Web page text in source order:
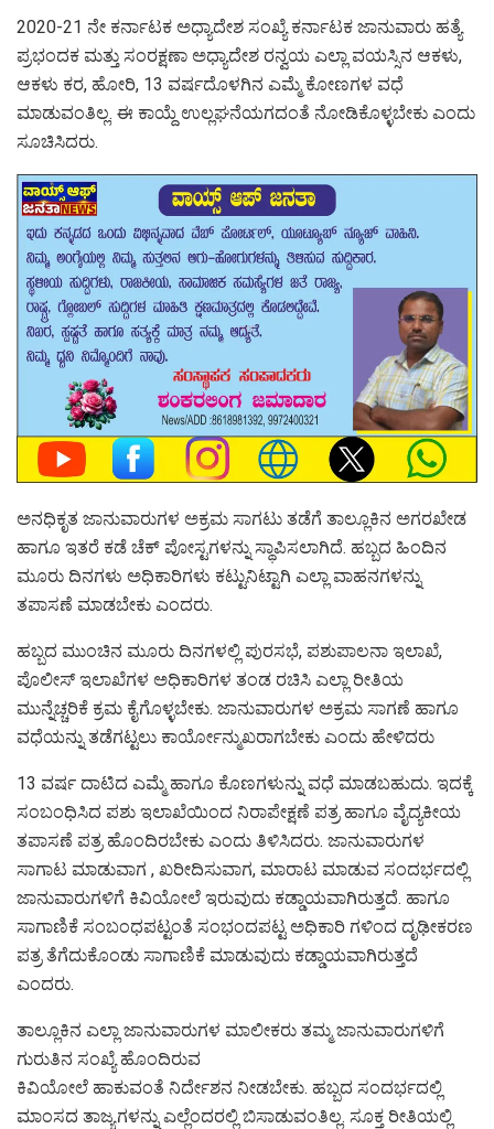
2020-21 ನೇ ಕರ್ನಾಟಕ ಅಧ್ಯಾದೇಶ ಸಂಖ್ಯೆ ಕರ್ನಾಟಕ ಜಾನುವಾರು ಹತ್ಯೆ
ಪ್ರಭಂದಕ ಮತ್ತು ಸಂರಕ್ಷಣಾ ಅಧ್ಯಾದೇಶ ರನ್ವಯ ಎಲ್ಲಾ ವಯಸ್ಸಿನ ಆಕಳು,
ಆಕಳು ಕರ, ಹೋರಿ, 13 ವರ್ಷದೊಳಗಿನ ಎಮ್ಮೆ ಕೋಣಗಳ ವಧೆ
ಮಾಡುವಂತಿಲ್ಲ. ಈ ಕಾಯ್ದೆ ಉಲ್ಲಘನೆಯಗದಂತೆ ನೋಡಿಕೊಳ್ಳಬೇಕು ಎಂದು
ಸೂಚಿಸಿದರು.
ಅನಧಿಕೃತ ಜಾನುವಾರುಗಳ ಅಕ್ರಮ ಸಾಗಟು ತಡೆಗೆ ತಾಲ್ಲೂಕಿನ ಅಗರಖೇಡ
ಹಾಗೂ ಇತರೆ ಕಡೆ ಚೆಕ್ ಪೋಸ್ಟಗಳನ್ನು ಸ್ಥಾಪಿಸಲಾಗಿದೆ. ಹಬ್ಬದ ಹಿಂದಿನ
ಮೂರು ದಿನಗಳು ಅಧಿಕಾರಿಗಳು ಕಟ್ಟುನಿಟ್ಟಾಗಿ ಎಲ್ಲಾ ವಾಹನಗಳನ್ನು
ತಪಾಸಣೆ ಮಾಡಬೇಕು ಎಂದರು.
ಹಬ್ಬದ ಮುಂಚಿನ ಮೂರು ದಿನಗಳಲ್ಲಿ ಪುರಸಭೆ, ಪಶುಪಾಲನಾ ಇಲಾಖೆ,
ಪೊಲೀಸ್ ಇಲಾಖೆಗಳ ಅಧಿಕಾರಿಗಳ ತಂಡ ರಚಿಸಿ ಎಲ್ಲಾ ರೀತಿಯ
ಮುನ್ನೆಚ್ಚರಿಕೆ ಕ್ರಮ ಕೈಗೊಳ್ಳಬೇಕು. ಜಾನುವಾರುಗಳ ಅಕ್ರಮ ಸಾಗಣೆ ಹಾಗೂ
ವಧೆಯನ್ನು ತಡೆಗಟ್ಟಲು ಕಾರ್ಯೋನ್ಮುಖರಾಗಬೇಕು ಎಂದು ಹೇಳಿದರು
13 ವರ್ಷ ದಾಟಿದ ಎಮ್ಮೆ ಹಾಗೂ ಕೊಣಗಳುನ್ನು ವಧೆ ಮಾಡಬಹುದು. ಇದಕ್ಕೆ
ಸಂಬಂಧಿಸಿದ ಪಶು ಇಲಾಖೆಯಿಂದ ನಿರಾಪೇಕ್ಷಣೆ ಪತ್ರ ಹಾಗೂ ವೈದ್ಯಕೀಯ
ತಪಾಸಣೆ ಪತ್ರ ಹೊಂದಿರಬೇಕು ಎಂದು ತಿಳಿಸಿದರು. ಜಾನುವಾರುಗಳ
ಸಾಗಾಟ ಮಾಡುವಾಗ , ಖರೀದಿಸುವಾಗ, ಮಾರಾಟ ಮಾಡುವ ಸಂದರ್ಭದಲ್ಲಿ
ಜಾನುವಾರುಗಳಿಗೆ ಕಿವಿಯೋಲೆ ಇರುವುದು ಕಡ್ಡಾಯವಾಗಿರುತ್ತದೆ. ಹಾಗೂ
ಸಾಗಾಣಿಕೆ ಸಂಬಂಧಪಟ್ಟಂತೆ ಸಂಭಂದಪಟ್ಟ ಅಧಿಕಾರಿ ಗಳಿಂದ ದೃಢೀಕರಣ
ಪತ್ರ ತೆಗೆದುಕೊಂಡು ಸಾಗಾಣಿಕೆ ಮಾಡುವುದು ಕಡ್ಡಾಯವಾಗಿರುತ್ತದೆ
ಎಂದರು.
ತಾಲ್ಲೂಕಿನ ಎಲ್ಲಾ ಜಾನುವಾರುಗಳ ಮಾಲೀಕರು ತಮ್ಮ ಜಾನುವಾರುಗಳಿಗೆ
ಗುರುತಿನ ಸಂಖ್ಯೆ ಹೊಂದಿರುವ
ಕಿವಿಯೋಲೆ ಹಾಕುವಂತೆ ನಿರ್ದೇಶನ ನೀಡಬೇಕು. ಹಬ್ಬದ ಸಂದರ್ಭದಲ್ಲಿ
ಮಾಂಸದ ತಾಜ್ಯಗಳನ್ನು ಎಲ್ಲೆಂದರಲ್ಲಿ ಬಿಸಾಡುವಂತಿಲ್ಲ. ಸೂಕ್ತ ರೀತಿಯಲ್ಲಿ